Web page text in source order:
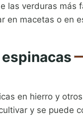
las verduras más
en macetas o en
en hierro y
y se puede